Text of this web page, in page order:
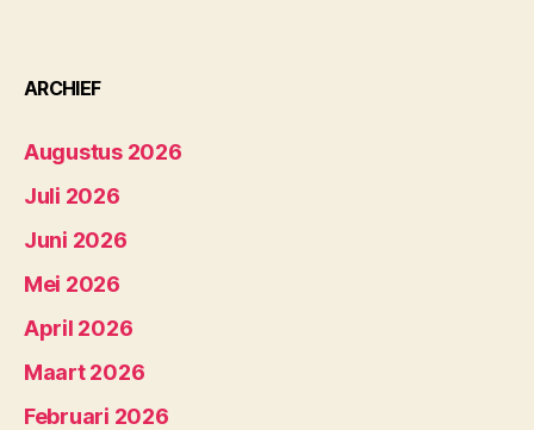
ARCHIEF
Augustus 2026
Juli 2026
Juni 2026
Mei 2026
April 2026
Maart 2026
Februari 2026